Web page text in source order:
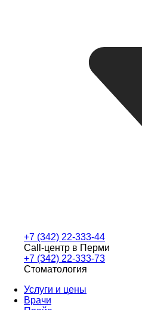
+7 (342) 22-333-44
Call-центр в Перми
+7 (342) 22-333-73
Стоматология
Услуги и цены
Врачи